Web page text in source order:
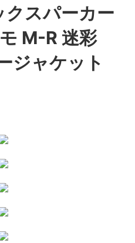
クスパーカー
M-R 迷彩
ジャケット